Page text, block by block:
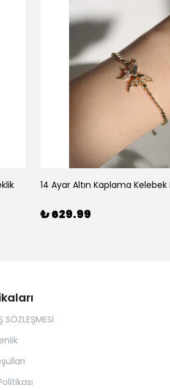
14 Ayar Altın Kaplama Kelebek
₺ 629.99
SÖZLEŞMESİ